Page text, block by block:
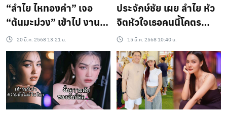
“ลำไย ไหทองคำ” เจอ
“ต้นมะม่วง” เข้าไป งานนี้
ไม่รอด! ขบสดๆ ไม่ต้อง
ปอก ! กินยันใบถ้าไม่มีใคร
ห้ามเหลือแต่รากแล้วนะ !
20 มี.ค. 2568 13:21 น.
ประจักษ์ชัย เผย ลำไย หัว
จิตหัวใจเธอคนนี้โคตร
แกร่ง น้ำตาไม่ให้ใครเห็น
ฟอร์มเดิมที่คนรักทั้ง
ประเทศกลับมาเเล้ว สดใส
น่ารัก
15 มี.ค. 2568 10:40 น.